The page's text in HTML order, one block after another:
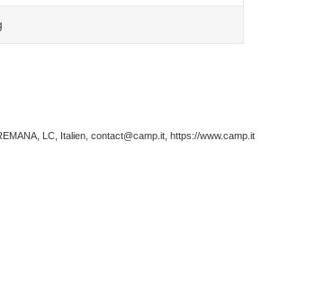
LC, Italien, contact@camp.it, https://www.camp.it